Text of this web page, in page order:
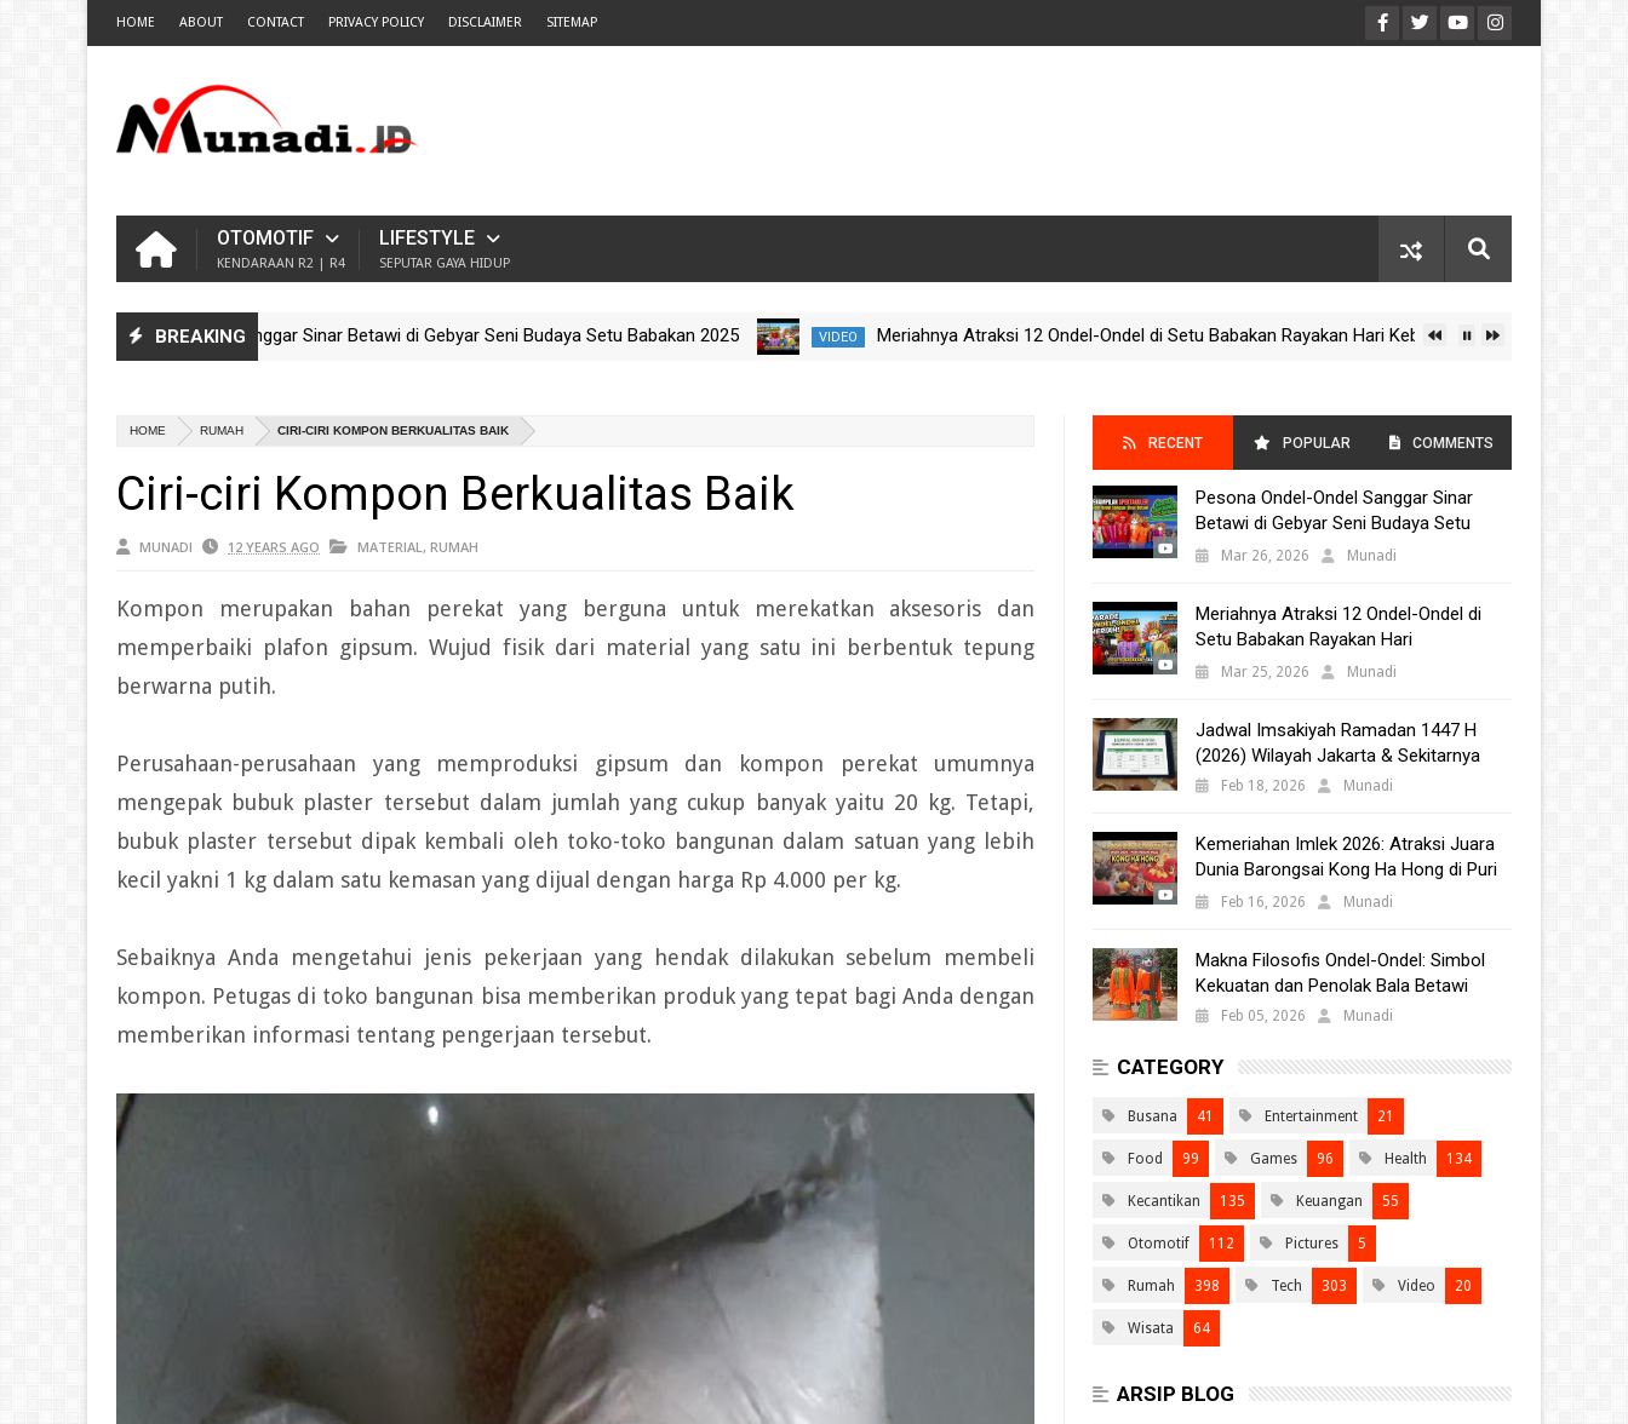
HOME ABOUT CONTACT PRIVACY POLICY DISCLAIMER SITEMAP
OTOMOTIF
KENDARAAN R2 | R4
LIFESTYLE
SEPUTAR GAYA HIDUP
BREAKING
Pesona Ondel-Ondel Sanggar Sinar Betawi di Gebyar Seni Budaya Setu Babakan 2025 VIDEO Meriahnya Atraksi 12 Ondel-Ondel di Setu Babakan Rayakan Hari Kebudayaan Nasional 2025
HOME RUMAH CIRI-CIRI KOMPON BERKUALITAS BAIK
Ciri-ciri Kompon Berkualitas Baik
MUNADI 12 YEARS AGO MATERIAL, RUMAH
Kompon merupakan bahan perekat yang berguna untuk merekatkan aksesoris dan
memperbaiki plafon gipsum. Wujud fisik dari material yang satu ini berbentuk tepung
berwarna putih.
Perusahaan-perusahaan yang memproduksi gipsum dan kompon perekat umumnya
mengepak bubuk plaster tersebut dalam jumlah yang cukup banyak yaitu 20 kg. Tetapi,
bubuk plaster tersebut dipak kembali oleh toko-toko bangunan dalam satuan yang lebih
kecil yakni 1 kg dalam satu kemasan yang dijual dengan harga Rp 4.000 per kg.
Sebaiknya Anda mengetahui jenis pekerjaan yang hendak dilakukan sebelum membeli
kompon. Petugas di toko bangunan bisa memberikan produk yang tepat bagi Anda dengan
memberikan informasi tentang pengerjaan tersebut.
RECENT POPULAR
POSTS
COMMENTS
Pesona Ondel-Ondel Sanggar Sinar
Betawi di Gebyar Seni Budaya Setu
Babakan 2025
Mar 26, 2026 Munadi
Meriahnya Atraksi 12 Ondel-Ondel di
Setu Babakan Rayakan Hari
Kebudayaan Nasional 2025
Mar 25, 2026 Munadi
Jadwal Imsakiyah Ramadan 1447 H
(2026) Wilayah Jakarta & Sekitarnya
Feb 18, 2026 Munadi
Kemeriahan Imlek 2026: Atraksi Juara
Dunia Barongsai Kong Ha Hong di Puri
Indah Mall
Feb 16, 2026 Munadi
Makna Filosofis Ondel-Ondel: Simbol
Kekuatan dan Penolak Bala Betawi
Feb 05, 2026 Munadi
CATEGORY
Busana 41 Entertainment 21
Food 99 Games 96 Health 134
Kecantikan 135 Keuangan 55
Otomotif 112 Pictures 5
Rumah 398 Tech 303 Video 20
Wisata 64
ARSIP BLOG